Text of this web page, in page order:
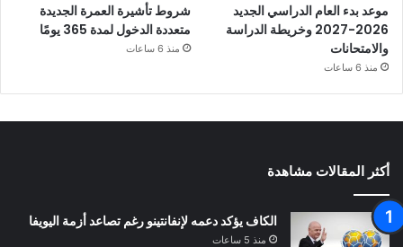
موعد بدء العام الدراسي الجديد
2026-2027 وخريطة الدراسة
والامتحانات
منذ 6 ساعات
شروط تأشيرة العمرة الجديدة
متعددة الدخول لمدة 365 يومًا
منذ 6 ساعات
أكثر المقالات مشاهدة
الكاف يؤكد دعمه لإنفانتينو رغم تصاعد أزمة اليويفا
منذ 5 ساعات